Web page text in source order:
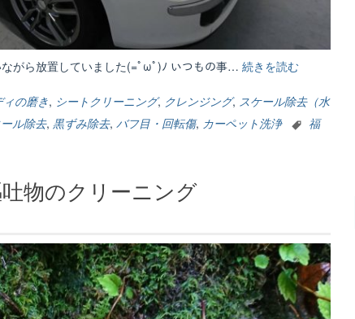
がら放置していました(=ﾟωﾟ)ﾉ いつもの事… 続きを読む
載
中”
ィの磨き, シートクリーニング, クレンジング, スケール除去（水
ル除去, 黒ずみ除去, バフ目・回転傷, カーペット洗浄
福
物のクリーニング